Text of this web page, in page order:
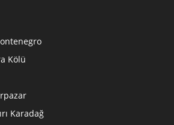
Kölü
Karadağ